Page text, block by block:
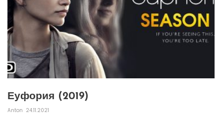
Еуфория (2019)
Anton 24.11.2021